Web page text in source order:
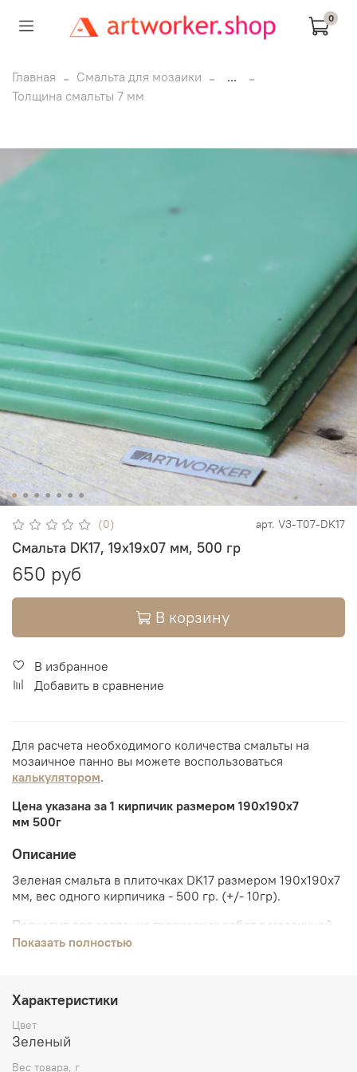
0
Главная Смальта для мозаики
...
Толщина смальты 7 мм
(0) арт. V3-T07-DK17
Смальта DK17, 19х19х07 мм, 500 гр
650 руб
В корзину
В избранное
Добавить в сравнение
Для расчета необходимого количества смальты на
мозаичное панно вы можете воспользоваться
калькулятором.
Цена указана за 1 кирпичик размером 190х190х7
мм 500г
Описание
Зеленая смальта в плиточках DK17 размером 190х190х7
мм, вес одного кирпичика - 500 гр. (+/- 10гр).
Подходит для создания творческих работ в мозаичной
технике.
молоток для смальты
Для
кусачки, клей керабонд (серый или белый)
для клея, пинцет,
Показать полностью
Характеристики
Цвет
Зеленый
Вес товара, г